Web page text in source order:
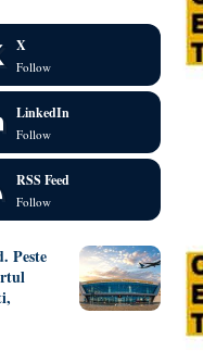
X
Follow
LinkedIn
Follow
RSS Feed
Follow
Peste